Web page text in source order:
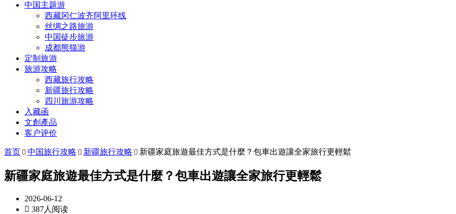
中国主题游
西藏冈仁波齐阿里环线
丝绸之路旅游
中国徒步旅游
成都熊猫游
定制旅游
旅游攻略
西藏旅行攻略
新疆旅行攻略
四川旅游攻略
入藏函
文創產品
客户评价
首页  中国旅行攻略  新疆旅行攻略  新疆家庭旅遊最佳方式是什麼？包車出遊讓全家旅行更輕鬆
新疆家庭旅遊最佳方式是什麼？包車出遊讓全家旅行更輕鬆
2026-06-12
 387人阅读